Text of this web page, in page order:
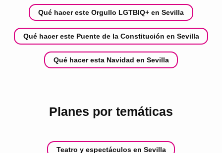
Qué hacer este Orgullo LGTBIQ+ en Sevilla
Qué hacer este Puente de la Constitución en Sevilla
Qué hacer esta Navidad en Sevilla
Planes por temáticas
Teatro y espectáculos en Sevilla